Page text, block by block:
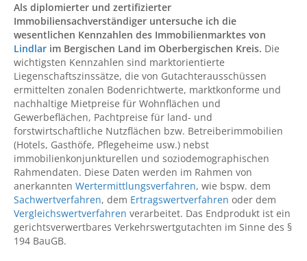
Als diplomierter und zertifizierter
Immobiliensachverständiger untersuche ich die
wesentlichen Kennzahlen des Immobilienmarktes von
Lindlar im Bergischen Land im Oberbergischen Kreis. Die
wichtigsten Kennzahlen sind marktorientierte
Liegenschaftszinssätze, die von Gutachterausschüssen
ermittelten zonalen Bodenrichtwerte, marktkonforme und
nachhaltige Mietpreise für Wohnflächen und
Gewerbeflächen, Pachtpreise für land- und
forstwirtschaftliche Nutzflächen bzw. Betreiberimmobilien
(Hotels, Gasthöfe, Pflegeheime usw.) nebst
immobilienkonjunkturellen und soziodemographischen
Rahmendaten. Diese Daten werden im Rahmen von
anerkannten Wertermittlungsverfahren, wie bspw. dem
Sachwertverfahren, dem Ertragswertverfahren oder dem
Vergleichswertverfahren verarbeitet. Das Endprodukt ist ein
gerichtsverwertbares Verkehrswertgutachten im Sinne des §
194 BauGB.